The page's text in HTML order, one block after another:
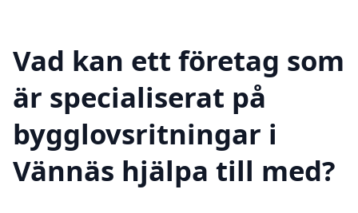
Vad kan ett företag som
är specialiserat på
bygglovsritningar i
Vännäs hjälpa till med?